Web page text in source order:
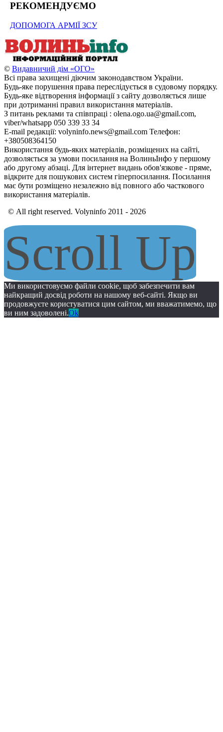
РЕКОМЕНДУЄМО
ДОПОМОГА АРМІЇ ЗСУ
© Видавничий дім «ОГО»
Всі права захищені діючим законодавством України.
Будь-яке порушення права переслідується в судовому порядку.
Будь-яке відтворення інформації з сайту дозволяється лише
при дотриманні правил використання матеріалів.
З питань реклами та співпраці : olena.ogo.ua@gmail.com,
viber/whatsapp 050 339 33 34
E-mail редакції: volyninfo.news@gmail.com Телефон:
+380508364150
Використання будь-яких матеріалів, розміщених на сайті,
дозволяється за умови посилання на ВолиньІнфо у першому
або другому абзаці. Для інтернет видань обов'язкове - пряме,
відкрите для пошукових систем гіперпосилання. Посилання
має бути розміщено незалежно від повного або часткового
використання матеріалів.
© All right reserved. Volyninfo 2011 - 2026
Scroll Up
Ми використовуємо файли cookie, щоб забезпечити вам
найкращий досвід роботи на нашому веб-сайті. Якщо ви
продовжуєте користуватися цим сайтом, ми вважатимемо, що
ви ним задоволені.Ok